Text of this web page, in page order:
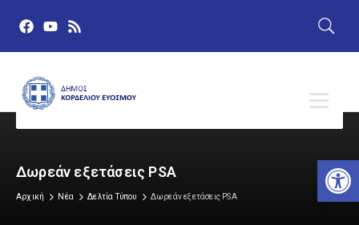
Δωρεάν εξετάσεις PSA
Αρχική Νέα Δελτία Τύπου Δωρεάν εξετάσεις PSA